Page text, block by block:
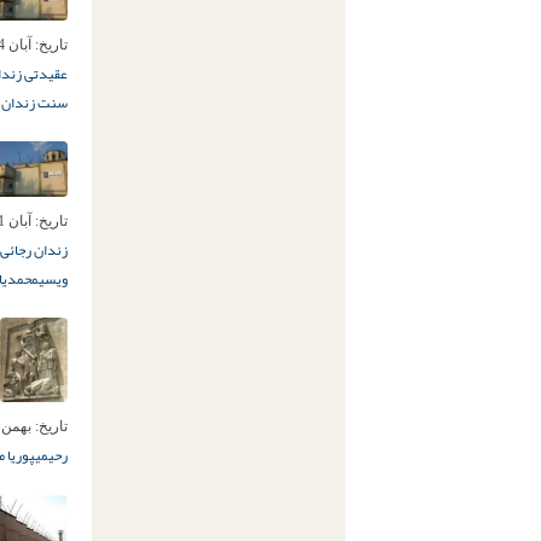
تاریخ: آبان 14ام, 1394
عقیدتی
سنت
تاریخ: آبان 11ام, 1394
زندان
ویسی
تاریخ: بهمن 12ام, 1392
رحیمی